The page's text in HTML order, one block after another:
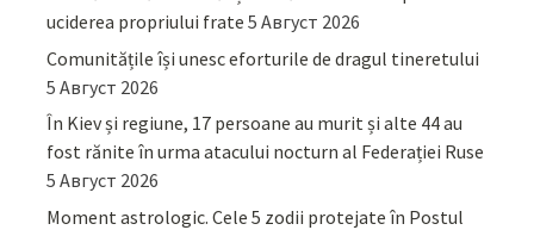
uciderea propriului frate 5 Август 2026
Comunitățile își unesc eforturile de dragul tineretului
5 Август 2026
În Kiev și regiune, 17 persoane au murit și alte 44 au
fost rănite în urma atacului nocturn al Federației Ruse
5 Август 2026
Moment astrologic. Cele 5 zodii protejate în Postul